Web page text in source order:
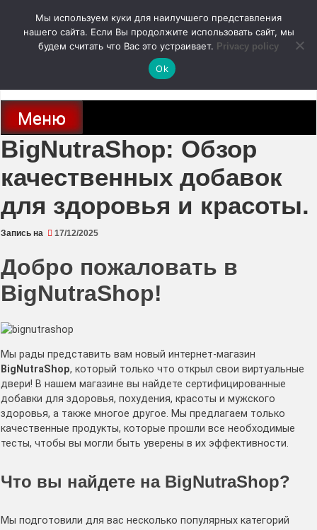
содержимому
autodoc24.ru
Новости про современные автомобили и не только, новинки зарубежного
и отечественного автопрома
Меню
BigNutraShop: Обзор
качественных добавок
для здоровья и красоты.
Запись на 17/12/2025
Добро пожаловать в
BigNutraShop!
Мы рады представить вам новый интернет-магазин
BigNutraShop, который только что открыл свои виртуальные
двери! В нашем магазине вы найдете сертифицированные
добавки для здоровья, похудения, красоты и мужского
здоровья, а также многое другое. Мы предлагаем только
качественные продукты, которые прошли все необходимые
тесты, чтобы вы могли быть уверены в их эффективности.
Что вы найдете на BigNutraShop?
Мы подготовили для вас несколько популярных категорий
Мы используем куки для наилучшего представления
нашего сайта. Если Вы продолжите использовать сайт, мы
будем считать что Вас это устраивает. Privacy policy
Ok